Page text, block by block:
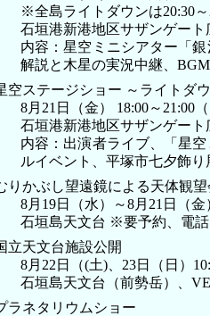
※全島ライトダウンは20:30～
石垣港新港地区サザンゲート
内容：星空ミニシアター「
解説と木星の実況中継、
空ステージショー ～ライトダ
8月21日（金） 18:00～21:00（
石垣港新港地区サザンゲート
内容：出演者ライブ、「星
ルイベント、平塚市七夕飾り
りかぶし望遠鏡による天体観望
8月19日（水）～8月21日（金
石垣島天文台 ※要予約、電話
立天文台施設公開
8月22日（(土)、23日（日）
石垣島天文台（前勢岳）、
ラネタリウムショー